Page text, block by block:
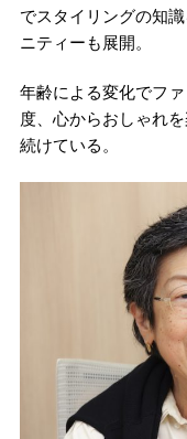
でスタイリングの知
ニティーも展開。
年齢による変化でフ
度、心からおしゃれ
続けている。